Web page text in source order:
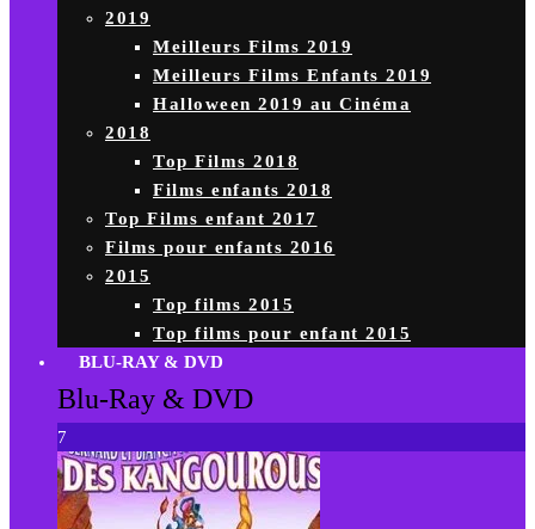
2019
Meilleurs Films 2019
Meilleurs Films Enfants 2019
Halloween 2019 au Cinéma
2018
Top Films 2018
Films enfants 2018
Top Films enfant 2017
Films pour enfants 2016
2015
Top films 2015
Top films pour enfant 2015
BLU-RAY & DVD
Blu-Ray & DVD
7